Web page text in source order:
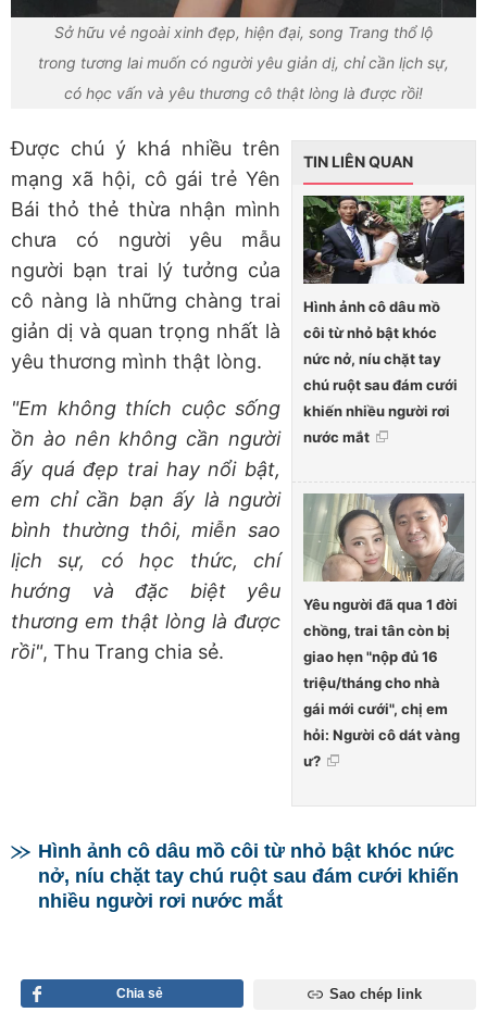
Sở hữu vẻ ngoài xinh đẹp, hiện đại, song Trang thổ lộ
trong tương lai muốn có người yêu giản dị, chỉ cần lịch sự,
có học vấn và yêu thương cô thật lòng là được rồi!
TIN LIÊN QUAN
Hình ảnh cô dâu mồ
côi từ nhỏ bật khóc
nức nở, níu chặt tay
chú ruột sau đám cưới
khiến nhiều người rơi
nước mắt
Yêu người đã qua 1 đời
chồng, trai tân còn bị
giao hẹn "nộp đủ 16
triệu/tháng cho nhà
gái mới cưới", chị em
hỏi: Người cô dát vàng
ư?
Được chú ý khá nhiều trên
mạng xã hội, cô gái trẻ Yên
Bái thỏ thẻ thừa nhận mình
chưa có người yêu mẫu
người bạn trai lý tưởng của
cô nàng là những chàng trai
giản dị và quan trọng nhất là
yêu thương mình thật lòng.
"Em không thích cuộc sống
ồn ào nên không cần người
ấy quá đẹp trai hay nổi bật,
em chỉ cần bạn ấy là người
bình thường thôi, miễn sao
lịch sự, có học thức, chí
hướng và đặc biệt yêu
thương em thật lòng là được
rồi", Thu Trang chia sẻ.
Hình ảnh cô dâu mồ côi từ nhỏ bật khóc nức
nở, níu chặt tay chú ruột sau đám cưới khiến
nhiều người rơi nước mắt
Chia sẻ Sao chép link